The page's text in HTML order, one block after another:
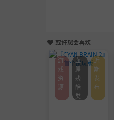
或许您会喜欢
游
戏
资
源
血
腥
残
酷
类
近
期
发
布